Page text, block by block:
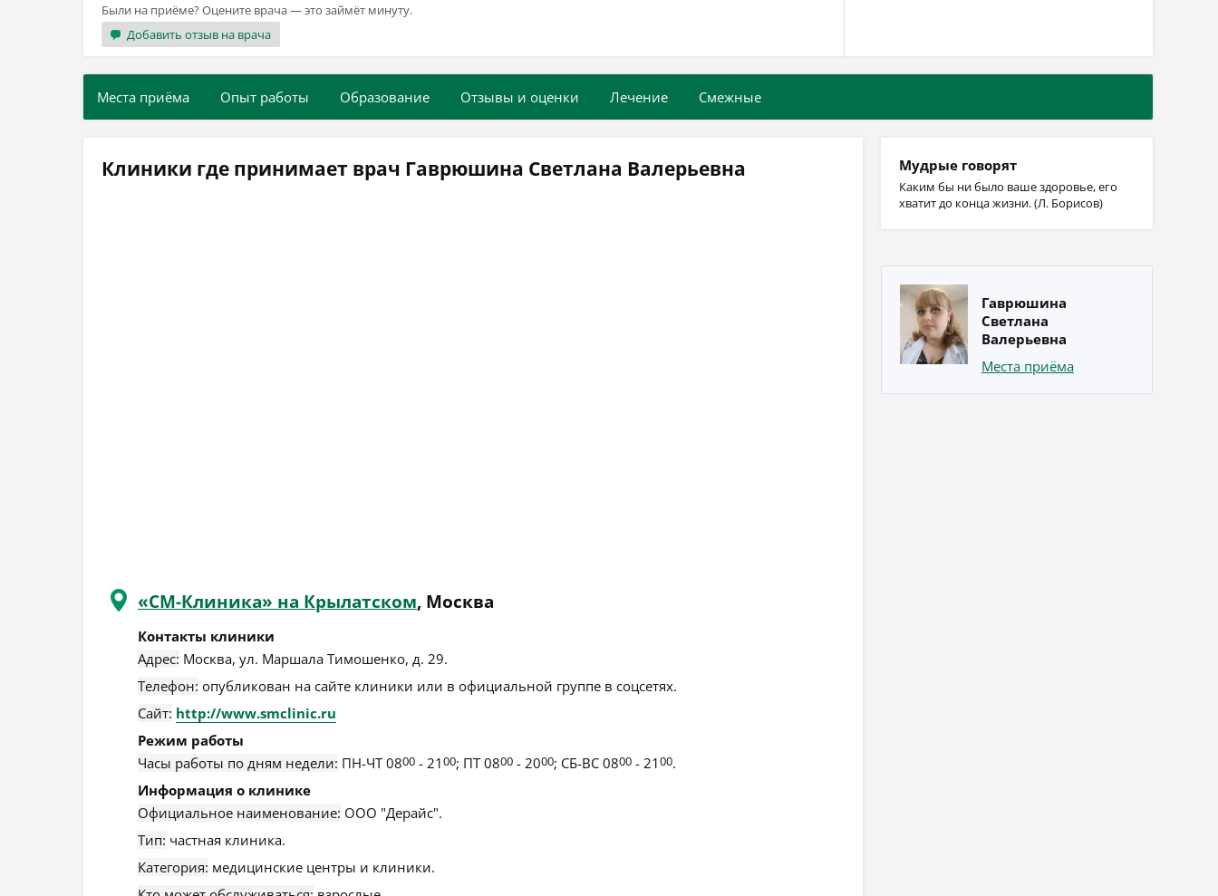
Были на приёме? Оцените врача — это займёт минуту.
Добавить отзыв на врача
Места приёма Опыт работы Образование Отзывы и оценки Лечение Смежные
Клиники где принимает врач Гаврюшина Светлана Валерьевна
«СМ-Клиника» на Крылатском, Москва
Контакты клиники
Адрес: Москва, ул. Маршала Тимошенко, д. 29.
Телефон: опубликован на сайте клиники или в официальной группе в соцсетях.
Сайт: http://www.smclinic.ru
Режим работы
Часы работы по дням недели: ПН-ЧТ 0800 - 2100; ПТ 0800 - 2000; СБ-ВС 0800 - 2100.
Информация о клинике
Официальное наименование: ООО "Дерайс".
Тип: частная клиника.
Категория: медицинские центры и клиники.
Мудрые говорят
Каким бы ни было ваше здоровье, его
хватит до конца жизни. (Л. Борисов)
Гаврюшина
Светлана
Валерьевна
Места приёма